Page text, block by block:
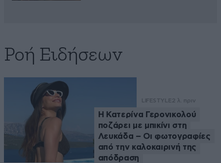
Ροή Ειδήσεων
LIFESTYLE2 λ. πριν
Η Κατερίνα Γερονικολού
ποζάρει με μπικίνι στη
Λευκάδα – Οι φωτογραφίες
από την καλοκαιρινή της
απόδραση